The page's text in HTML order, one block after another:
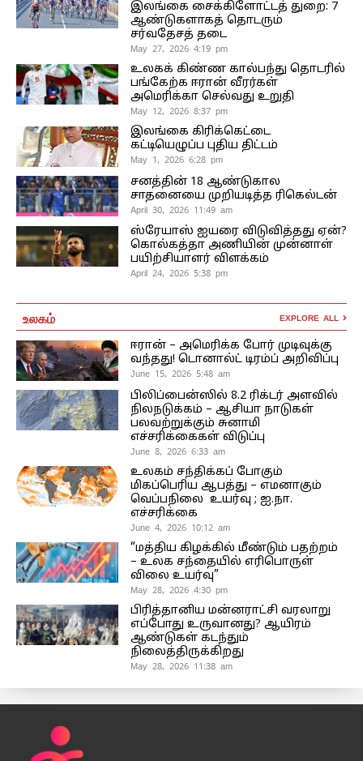
இலங்கை சைக்கிளோட்டத் துறை: 7
ஆண்டுகளாகத் தொடரும்
சர்வதேசத் தடை
May 27, 2026 4:19 pm
உலகக் கிண்ண கால்பந்து தொடரில்
பங்கேற்க ஈரான் வீரர்கள்
அமெரிக்கா செல்வது உறுதி
May 12, 2026 8:37 pm
இலங்கை கிரிக்கெட்டை
கட்டியெழுப்ப புதிய திட்டம்
May 1, 2026 6:28 pm
சனத்தின் 18 ஆண்டுகால
சாதனையை முறியடித்த ரிகெல்டன்
April 30, 2026 11:49 am
ஸ்ரேயாஸ் ஐயரை விடுவித்தது ஏன்?
கொல்கத்தா அணியின் முன்னாள்
பயிற்சியாளர் விளக்கம்
April 24, 2026 5:38 pm
உலகம் EXPLORE ALL
ஈரான் – அமெரிக்க போர் முடிவுக்கு
வந்தது! டொனால்ட் டிரம்ப் அறிவிப்பு
June 15, 2026 5:48 am
பிலிப்பைன்ஸில் 8.2 ரிக்டர் அளவில்
நிலநடுக்கம் – ஆசியா நாடுகள்
பலவற்றுக்கும் சுனாமி
எச்சரிக்கைகள் விடுப்பு
June 8, 2026 6:33 am
உலகம் சந்திக்கப் போகும்
மிகப்பெரிய ஆபத்து – எமனாகும்
வெப்பநிலை உயர்வு ; ஐ.நா.
எச்சரிக்கை
June 4, 2026 10:12 am
“மத்திய கிழக்கில் மீண்டும் பதற்றம்
– உலக சந்தையில் எரிபொருள்
விலை உயர்வு”
May 28, 2026 4:30 pm
பிரித்தானிய மன்னராட்சி வரலாறு
எப்போது உருவானது? ஆயிரம்
ஆண்டுகள் கடந்தும்
நிலைத்திருக்கிறது
May 28, 2026 11:38 am